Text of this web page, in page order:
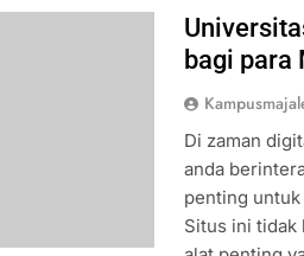
bagi para
Di zaman
anda
penting
Situs ini tidak